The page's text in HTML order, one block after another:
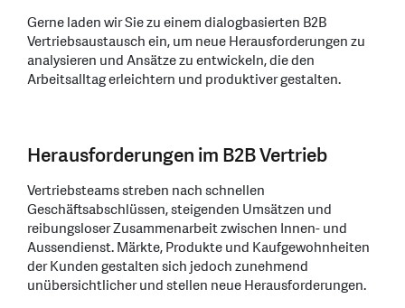
Gerne laden wir Sie zu einem dialogbasierten B2B
Vertriebsaustausch ein, um neue Herausforderungen zu
analysieren und Ansätze zu entwickeln, die den
Arbeitsalltag erleichtern und produktiver gestalten.
Herausforderungen im B2B Vertrieb
Vertriebsteams streben nach schnellen
Geschäftsabschlüssen, steigenden Umsätzen und
reibungsloser Zusammenarbeit zwischen Innen- und
Aussendienst. Märkte, Produkte und Kaufgewohnheiten
der Kunden gestalten sich jedoch zunehmend
unübersichtlicher und stellen neue Herausforderungen.